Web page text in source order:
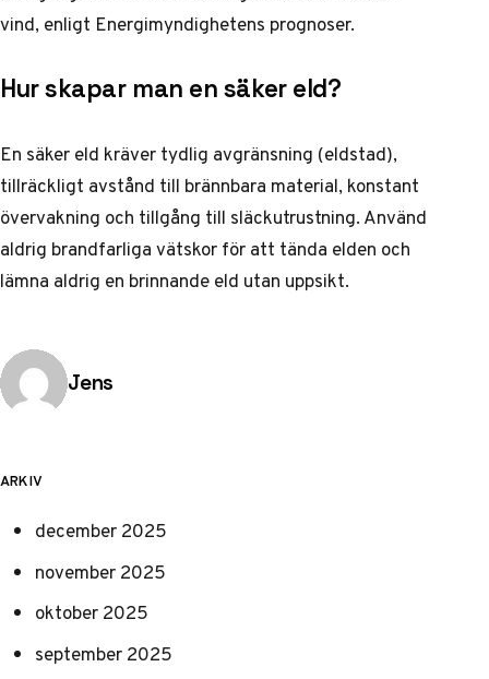
vind, enligt Energimyndighetens prognoser.
Hur skapar man en säker eld?
En säker eld kräver tydlig avgränsning (eldstad),
tillräckligt avstånd till brännbara material, konstant
övervakning och tillgång till släckutrustning. Använd
aldrig brandfarliga vätskor för att tända elden och
lämna aldrig en brinnande eld utan uppsikt.
Publicerad av
Jens
ARKIV
december 2025
november 2025
oktober 2025
september 2025